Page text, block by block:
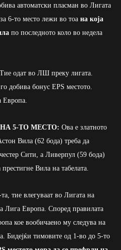
автоматски пласман во Лигата
6-то место лежи во тоа на која
по последното коло во недела
Тие одат во ЛШ преку лигата.
добива бонус EPS местото.
Европа.
5-ТО МЕСТО: Ова е златното
Вила (62 бода) треба да
Сити, а Ливерпул (59 бода)
Вила на табелата.
тие влегуваат во Лигата на
Лига Европа. Според правилата
кое вообичаено му следува на
Бидејќи тимовите од 1-во до 5-то